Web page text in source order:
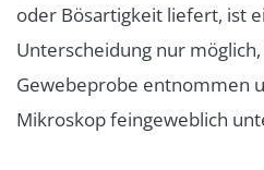
oder Bösartigkeit liefert, ist
Unterscheidung nur
Gewebeprobe entnommen
Mikroskop feingeweblich